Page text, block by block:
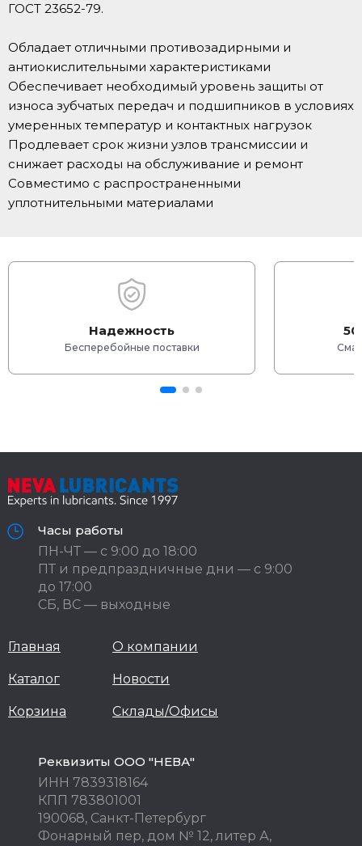
ГОСТ 23652-79.
Обладает отличными противозадирными и
антиокислительными характеристиками
Обеспечивает необходимый уровень защиты от
износа зубчатых передач и подшипников в условиях
умеренных температур и контактных нагрузок
Продлевает срок жизни узлов трансмиссии и
снижает расходы на обслуживание и ремонт
Совместимо с распространенными
уплотнительными материалами
Надежность
Бесперебойные поставки
Часы работы
ПН-ЧТ — с 9:00 до 18:00
ПТ и предпраздничные дни — с 9:00
до 17:00
СБ, ВС — выходные
Главная
Каталог
Корзина
О компании
Новости
Склады/Офисы
Реквизиты ООО "НЕВА"
ИНН 7839318164
КПП 783801001
190068, Санкт-Петербург
Фонарный пер, дом № 12, литер А,